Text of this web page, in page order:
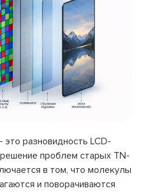
это разновидность LCD-
проблем старых TN-
в том, что молекулы
и поворачиваются